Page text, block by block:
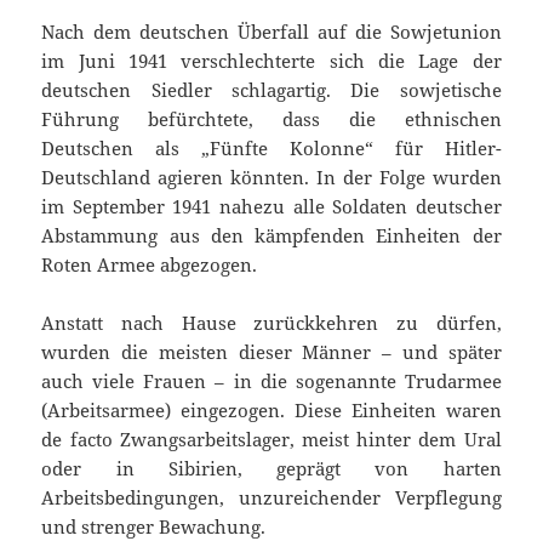
Nach dem deutschen Überfall auf die Sowjetunion
im Juni 1941 verschlechterte sich die Lage der
deutschen Siedler schlagartig. Die sowjetische
Führung befürchtete, dass die ethnischen
Deutschen als „Fünfte Kolonne“ für Hitler-
Deutschland agieren könnten. In der Folge wurden
im September 1941 nahezu alle Soldaten deutscher
Abstammung aus den kämpfenden Einheiten der
Roten Armee abgezogen.
Anstatt nach Hause zurückkehren zu dürfen,
wurden die meisten dieser Männer – und später
auch viele Frauen – in die sogenannte Trudarmee
(Arbeitsarmee) eingezogen. Diese Einheiten waren
de facto Zwangsarbeitslager, meist hinter dem Ural
oder in Sibirien, geprägt von harten
Arbeitsbedingungen, unzureichender Verpflegung
und strenger Bewachung.